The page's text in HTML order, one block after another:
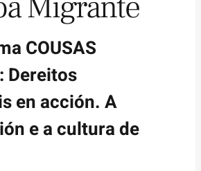
COUSAS
Dereitos
en acción. A
e a cultura de